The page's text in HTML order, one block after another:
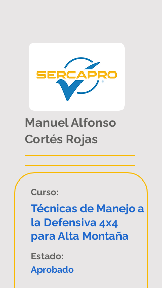
Manuel Alfonso
Cortés Rojas
Curso:
Técnicas de Manejo a
la Defensiva 4x4
para Alta Montaña
Estado:
Aprobado